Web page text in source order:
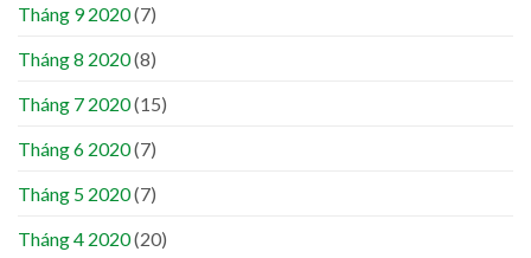
Tháng 9 2020(7)
Tháng 8 2020(8)
Tháng 7 2020(15)
Tháng 6 2020(7)
Tháng 5 2020(7)
Tháng 4 2020(20)